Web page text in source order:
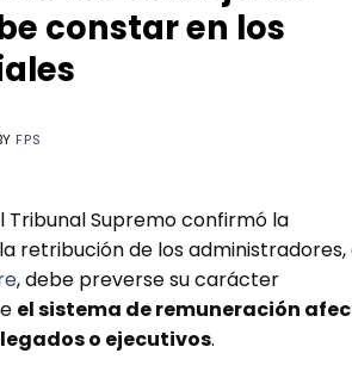
constar en los
FPS
Tribunal Supremo confirmó la
retribución de los administradores,
, debe preverse su carácter
el sistema de remuneración
o ejecutivos.